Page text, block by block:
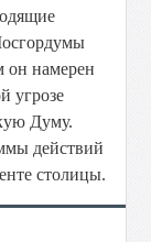
он намерен
угрозе
Думу.
действий
столицы.